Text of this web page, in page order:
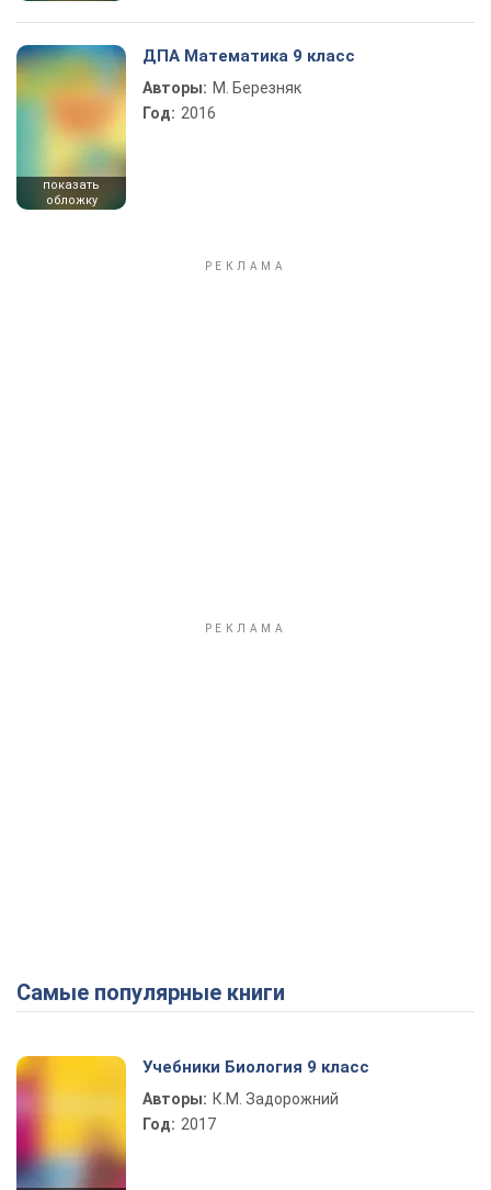
показать
обложку
ДПА Математика 9 класс
Авторы: М. Березняк
Год: 2016
Самые популярные книги
Учебники Биология 9 класс
Авторы: К.М. Задорожний
Год: 2017